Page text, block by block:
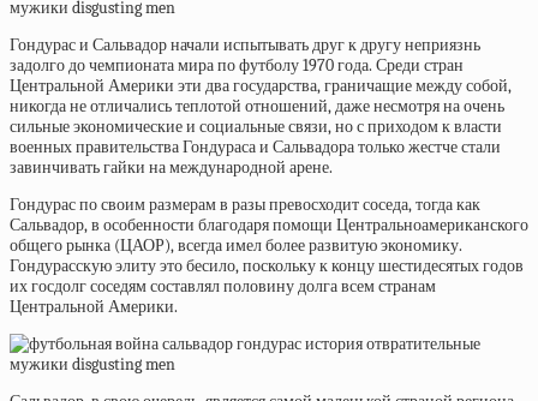
Гондурас и Сальвадор начали испытывать друг к другу неприязнь
задолго дочемпионата мира по футболу 1970 года. Среди стран
Центральной Америки эти два государства, граничащие между собой,
никогда не отличались теплотой отношений, даже несмотря на очень
сильные экономические и социальные связи, но с приходом к власти
военных правительства Гондураса и Сальвадора только жестче стали
завинчивать гайки на международной арене.
Гондурас по своим размерам в разы превосходит соседа, тогда как
Сальвадор, в особенности благодаря помощи Центральноамериканского
общего рынка (ЦАОР), всегда имел более развитую экономику.
Гондурасскую элиту это бесило, поскольку к концу шестидесятых годов
их госдолг соседям составлял половину долга всем странам
Центральной Америки.